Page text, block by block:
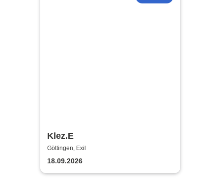
Klez.E
Göttingen, Exil
18.09.2026